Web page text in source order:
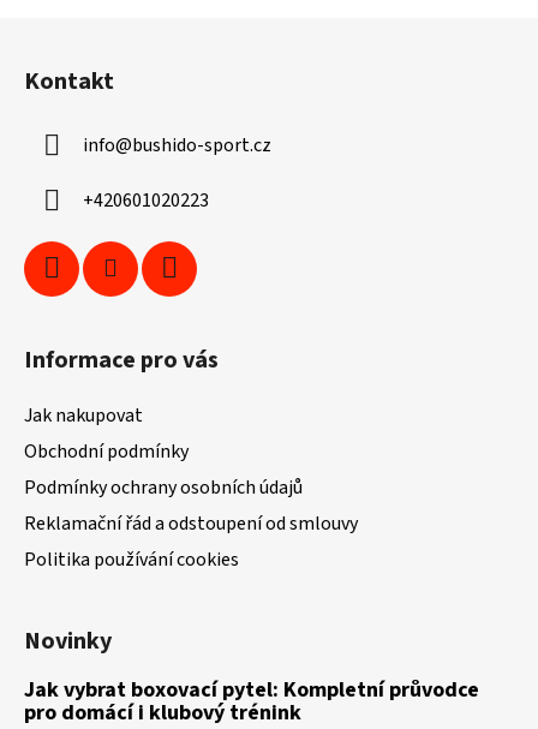
Kontakt
info@bushido-sport.cz
+420601020223
Informace pro vás
Jak nakupovat
Obchodní podmínky
Podmínky ochrany osobních údajů
Reklamační řád a odstoupení od smlouvy
Politika používání cookies
Novinky
Jak vybrat boxovací pytel: Kompletní průvodce
pro domácí i klubový trénink